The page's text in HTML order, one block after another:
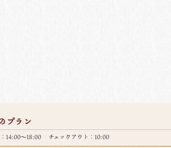
プラン
：14:00～18:00 チェックアウト：10:00